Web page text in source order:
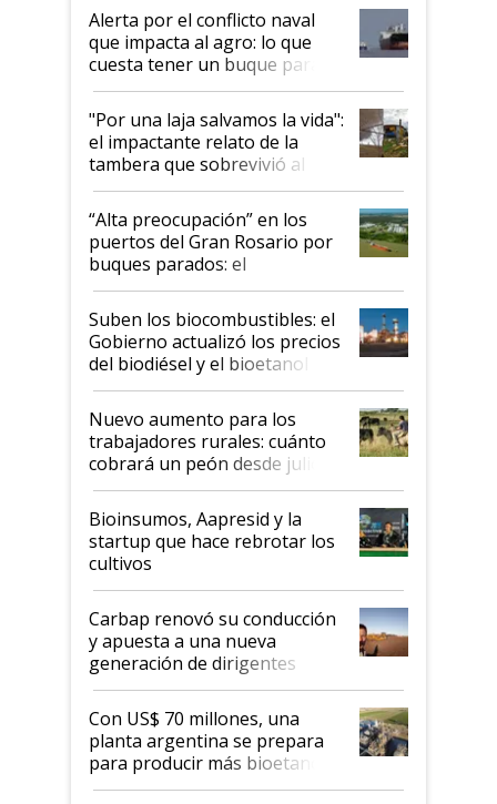
Alerta por el conflicto naval
que impacta al agro: lo que
cuesta tener un buque parado
y el peligro de que Argentina
pase a ser "país sucio"
"Por una laja salvamos la vida":
el impactante relato de la
tambera que sobrevivió al
tornado
“Alta preocupación” en los
puertos del Gran Rosario por
buques parados: el
funcionamiento de las
exportadoras en tensión tras
la medida de fuerza de los
prácticos
Suben los biocombustibles: el
Gobierno actualizó los precios
del biodiésel y el bioetanol
Nuevo aumento para los
trabajadores rurales: cuánto
cobrará un peón desde julio
Bioinsumos, Aapresid y la
startup que hace rebrotar los
cultivos
Carbap renovó su conducción
y apuesta a una nueva
generación de dirigentes
rurales
Con US$ 70 millones, una
planta argentina se prepara
para producir más bioetanol
que nunca